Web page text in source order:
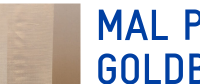
MAL